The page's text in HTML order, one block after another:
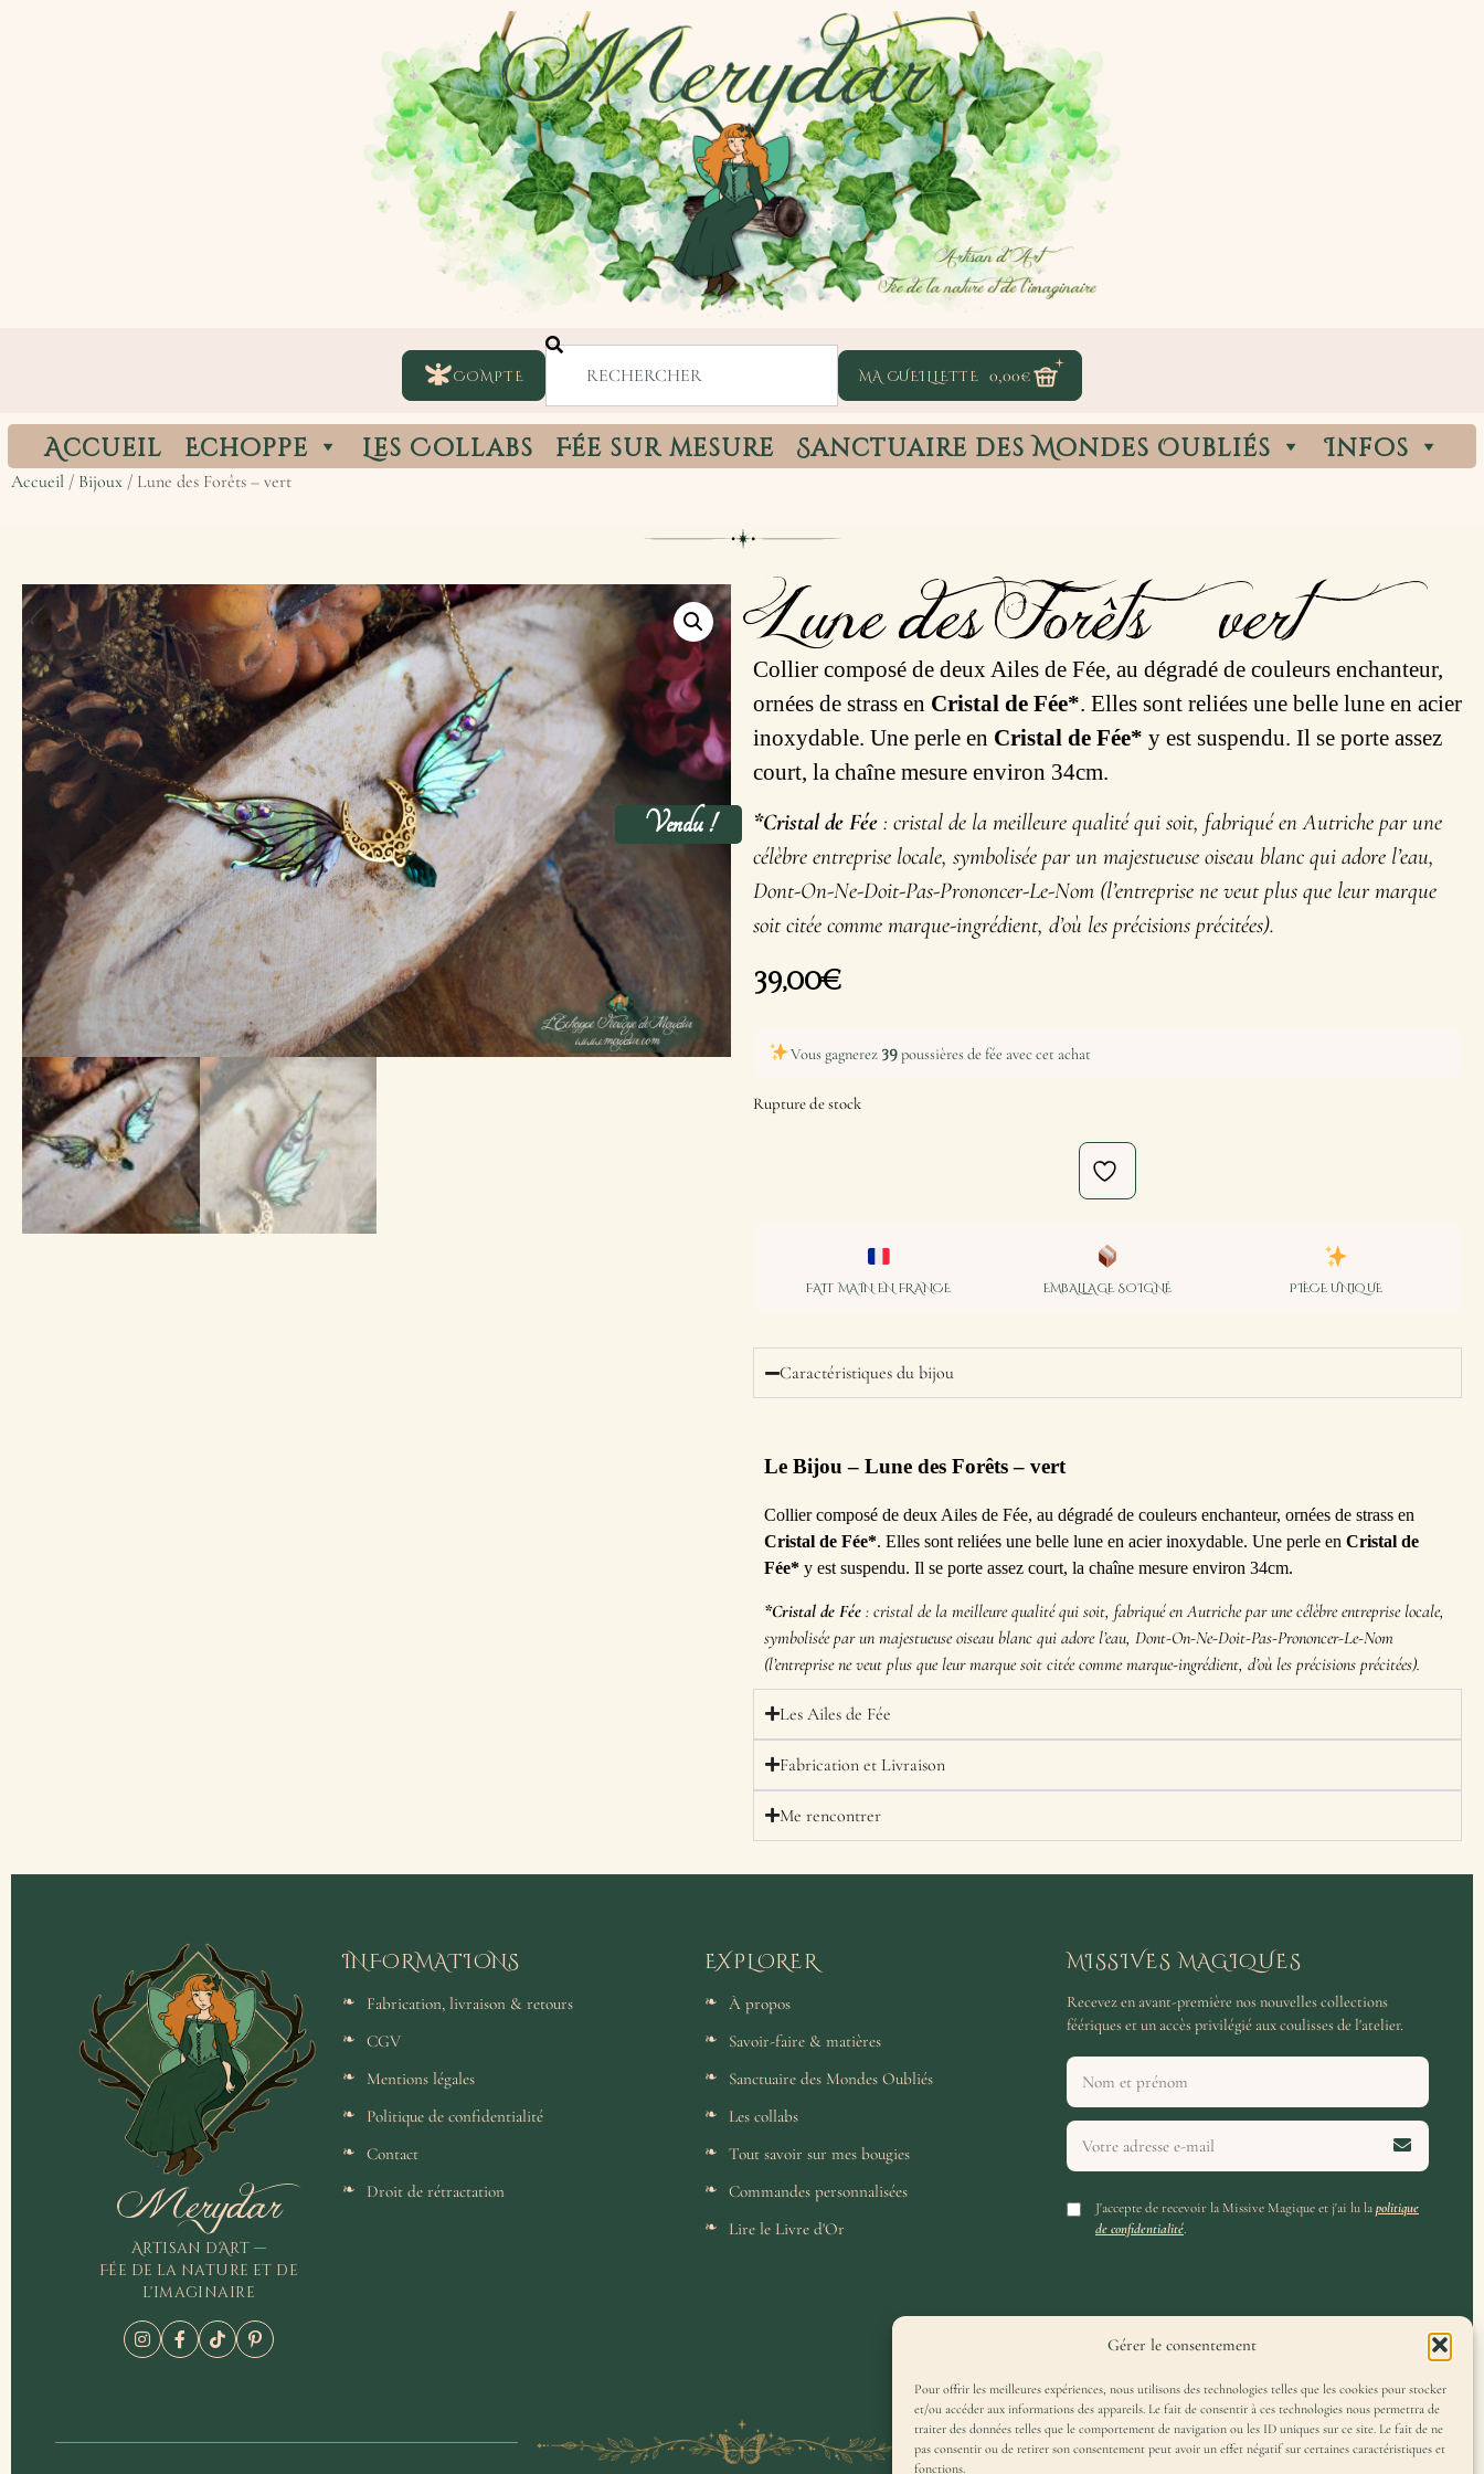
Gérer le consentement
Pour offrir les meilleures expériences, nous utilisons des technologies telles que les cookies pour stocker
et/ou accéder aux informations des appareils. Le fait de consentir à ces technologies nous permettra de
traiter des données telles que le comportement de navigation ou les ID uniques sur ce site. Le fait de ne
pas consentir ou de retirer son consentement peut avoir un effet négatif sur certaines caractéristiques et
fonctions.
COMPTE 0,00€
Accueil Echoppe Les Collabs Fée sur mesure Sanctuaire des Mondes Oubliés Infos
Accueil / Bijoux / Lune des Forêts – vert
Vendu !
Lune des Forêts – vert
Collier composé de deux Ailes de Fée, au dégradé de couleurs enchanteur,
ornées de strass en Cristal de Fée*. Elles sont reliées une belle lune en acier
inoxydable. Une perle en Cristal de Fée* y est suspendu. Il se porte assez
court, la chaîne mesure environ 34cm.
*Cristal de Fée : cristal de la meilleure qualité qui soit, fabriqué en Autriche par une
célèbre entreprise locale, symbolisée par un majestueuse oiseau blanc qui adore l’eau,
Dont-On-Ne-Doit-Pas-Prononcer-Le-Nom (l’entreprise ne veut plus que leur marque
soit citée comme marque-ingrédient, d’où les précisions précitées).
39,00€
Vous gagnerez 39poussières de fée avec cet achat
Rupture de stock
FAIT MAIN EN FRANCE EMBALLAGE SOIGNÉ PIÈCE UNIQUE
Caractéristiques du bijou
Le Bijou – Lune des Forêts – vert
Collier composé de deux Ailes de Fée, au dégradé de couleurs enchanteur, ornées de strass en
Cristal de Fée*. Elles sont reliées une belle lune en acier inoxydable. Une perle en Cristal de
Fée* y est suspendu. Il se porte assez court, la chaîne mesure environ 34cm.
*Cristal de Fée : cristal de la meilleure qualité qui soit, fabriqué en Autriche par une célèbre entreprise locale,
symbolisée par un majestueuse oiseau blanc qui adore l’eau, Dont-On-Ne-Doit-Pas-Prononcer-Le-Nom
(l’entreprise ne veut plus que leur marque soit citée comme marque-ingrédient, d’où les précisions précitées).
Les Ailes de Fée
Fabrication et Livraison
Me rencontrer
Merydar
Artisan d'Art —
Fée de la nature et de
l'imaginaire
INFORMATIONS
Fabrication, livraison & retours
CGV
Mentions légales
Politique de confidentialité
Contact
Droit de rétractation
EXPLORER
À propos
Savoir-faire & matières
Sanctuaire des Mondes Oubliés
Les collabs
Tout savoir sur mes bougies
Commandes personnalisées
Lire le Livre d'Or
MISSIVES MAGIQUES
Recevez en avant-première nos nouvelles collections
féériques et un accès privilégié aux coulisses de l'atelier.
J'accepte de recevoir la Missive Magique et j'ai lu lapolitique
de confidentialité.